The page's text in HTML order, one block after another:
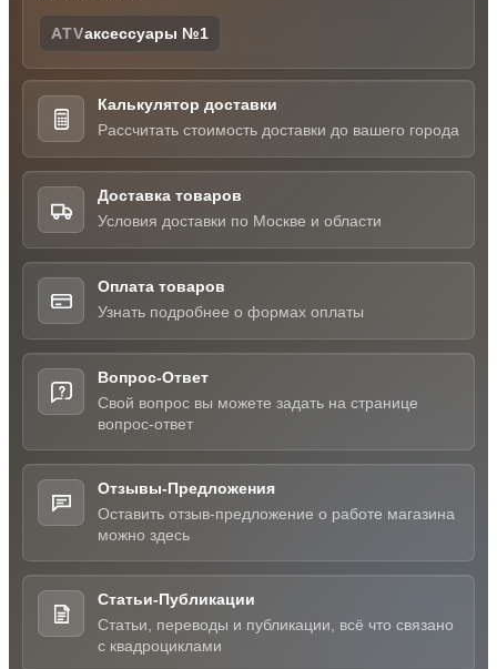
ATVаксессуары №1
Калькулятор доставки
Рассчитать стоимость доставки до вашего города
Доставка товаров
Условия доставки по Москве и области
Оплата товаров
Узнать подробнее о формах оплаты
Вопрос-Ответ
Свой вопрос вы можете задать на странице
вопрос-ответ
Отзывы-Предложения
Оставить отзыв-предложение о работе магазина
можно здесь
Статьи-Публикации
Статьи, переводы и публикации, всё что связано
с квадроциклами